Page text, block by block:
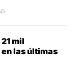
mil
las últimas